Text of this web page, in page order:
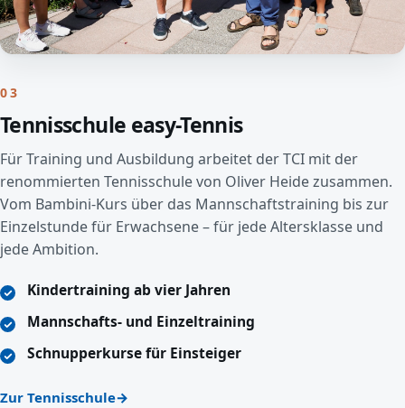
03
Tennisschule easy-Tennis
Für Training und Ausbildung arbeitet der TCI mit der
renommierten Tennisschule von Oliver Heide zusammen.
Vom Bambini-Kurs über das Mannschaftstraining bis zur
Einzelstunde für Erwachsene – für jede Altersklasse und
jede Ambition.
Kindertraining ab vier Jahren
Mannschafts- und Einzeltraining
Schnupperkurse für Einsteiger
Zur Tennisschule